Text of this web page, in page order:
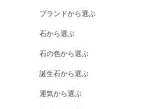
ブランドから選ぶ
石から選ぶ
石の色から選ぶ
誕生石から選ぶ
運気から選ぶ